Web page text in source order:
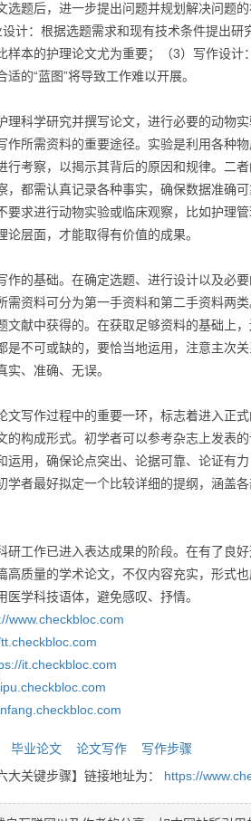
题后，进一步提出问题并规划解决问题的
计：根据选题需求和现有技术条件提出
样本的护理论文尤为重要；（3）写作设
的“蓝图”将导致工作难以开展。
科学研究并撰写论文，进行必要的动物实
作所需资料的重要途径。实验是利用各种
行考察，以揭示其背后的原因和规律。二
，都需认真记录各种事实，确保数据准确
求进行动物实验或临床观察，比如护理管
论层面，才能取得有价值的成果。
的基础。在确定选题、进行设计以及必要
需资料可分为第一手资料和第二手资料两
文献中获得的。在获取足够资料的基础上
是不可或缺的，要恰当地运用，注意主次
、准确、无误。
写作过程中的重要一环，标志着进入正式
的构成形式。初学者可以参考杂志上发表
运用，确保论点突出、论据可靠、论证有
学者最好拟定一个比较详细的提纲，涵盖
工作已进入表达成果的阶段。在有了良好
高质量的学术论文，不仅内容充实，形式
医学科技语体，避免感叹、抒情。
www.checkbloc.com
it.checkbloc.com
毕业论文 论文写作
写作步骤
大关键步骤】链接地址为： https://